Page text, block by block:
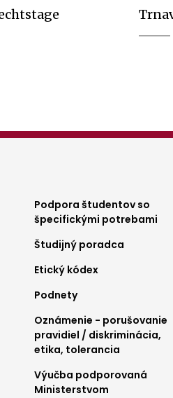
Footer
menu
3
Podpora študentov so
špecifickými potrebami
Študijný poradca
Etický kódex
Podnety
Oznámenie - porušovanie
pravidiel / diskriminácia,
etika, tolerancia
Výučba podporovaná
Ministerstvom